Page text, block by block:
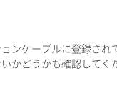
ンケーブルに登録され
かどうかも確認してく